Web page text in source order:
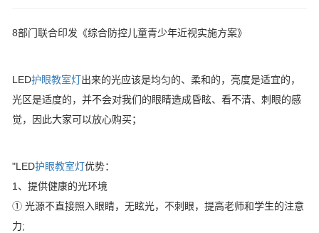
8部门联合印发《综合防控儿童青少年近视实施方案》
LED护眼教室灯出来的光应该是均匀的、柔和的，亮度是适宜的，
光区是适度的，并不会对我们的眼睛造成昏眩、看不清、刺眼的感
觉，因此大家可以放心购买；
"LED护眼教室灯优势：
1、提供健康的光环境
① 光源不直接照入眼睛，无眩光，不刺眼，提高老师和学生的注意
力;